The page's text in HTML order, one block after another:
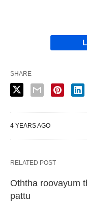
SHARE
4 YEARS AGO
RELATED POST
Oththa roovayum
pattu